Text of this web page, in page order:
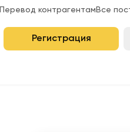
Перевод контрагентам Все
Регистрация